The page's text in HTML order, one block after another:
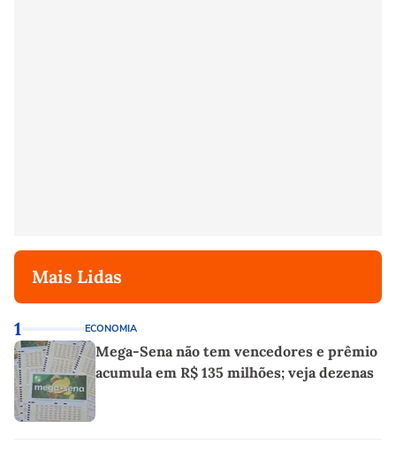
Mais Lidas
1 ECONOMIA
Mega-Sena não tem vencedores e prêmio
acumula em R$ 135 milhões; veja dezenas